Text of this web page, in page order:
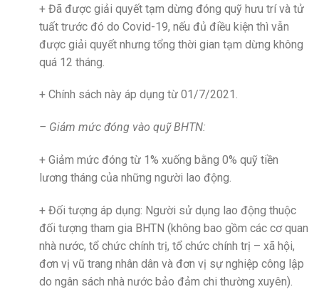
+ Đã được giải quyết tạm dừng đóng quỹ hưu trí và tử
tuất trước đó do Covid-19, nếu đủ điều kiện thì vẫn
được giải quyết nhưng tổng thời gian tạm dừng không
quá 12 tháng.
+ Chính sách này áp dụng từ 01/7/2021.
– Giảm mức đóng vào quỹ BHTN:
+ Giảm mức đóng từ 1% xuống bằng 0% quỹ tiền
lương tháng của những người lao động.
+ Đối tượng áp dụng: Người sử dụng lao động thuộc
đối tượng tham gia BHTN (không bao gồm các cơ quan
nhà nước, tổ chức chính trị, tổ chức chính trị – xã hội,
đơn vị vũ trang nhân dân và đơn vị sự nghiệp công lập
do ngân sách nhà nước bảo đảm chi thường xuyên).